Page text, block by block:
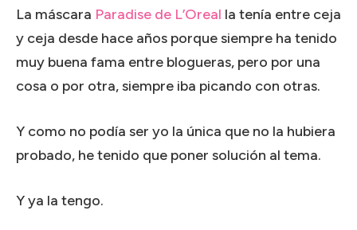
La máscara Paradise de L’Oreal la tenía entre ceja
y ceja desde hace años porque siempre ha tenido
muy buena fama entre blogueras, pero por una
cosa o por otra, siempre iba picando con otras.
Y como no podía ser yo la única que no la hubiera
probado, he tenido que poner solución al tema.
Y ya la tengo.